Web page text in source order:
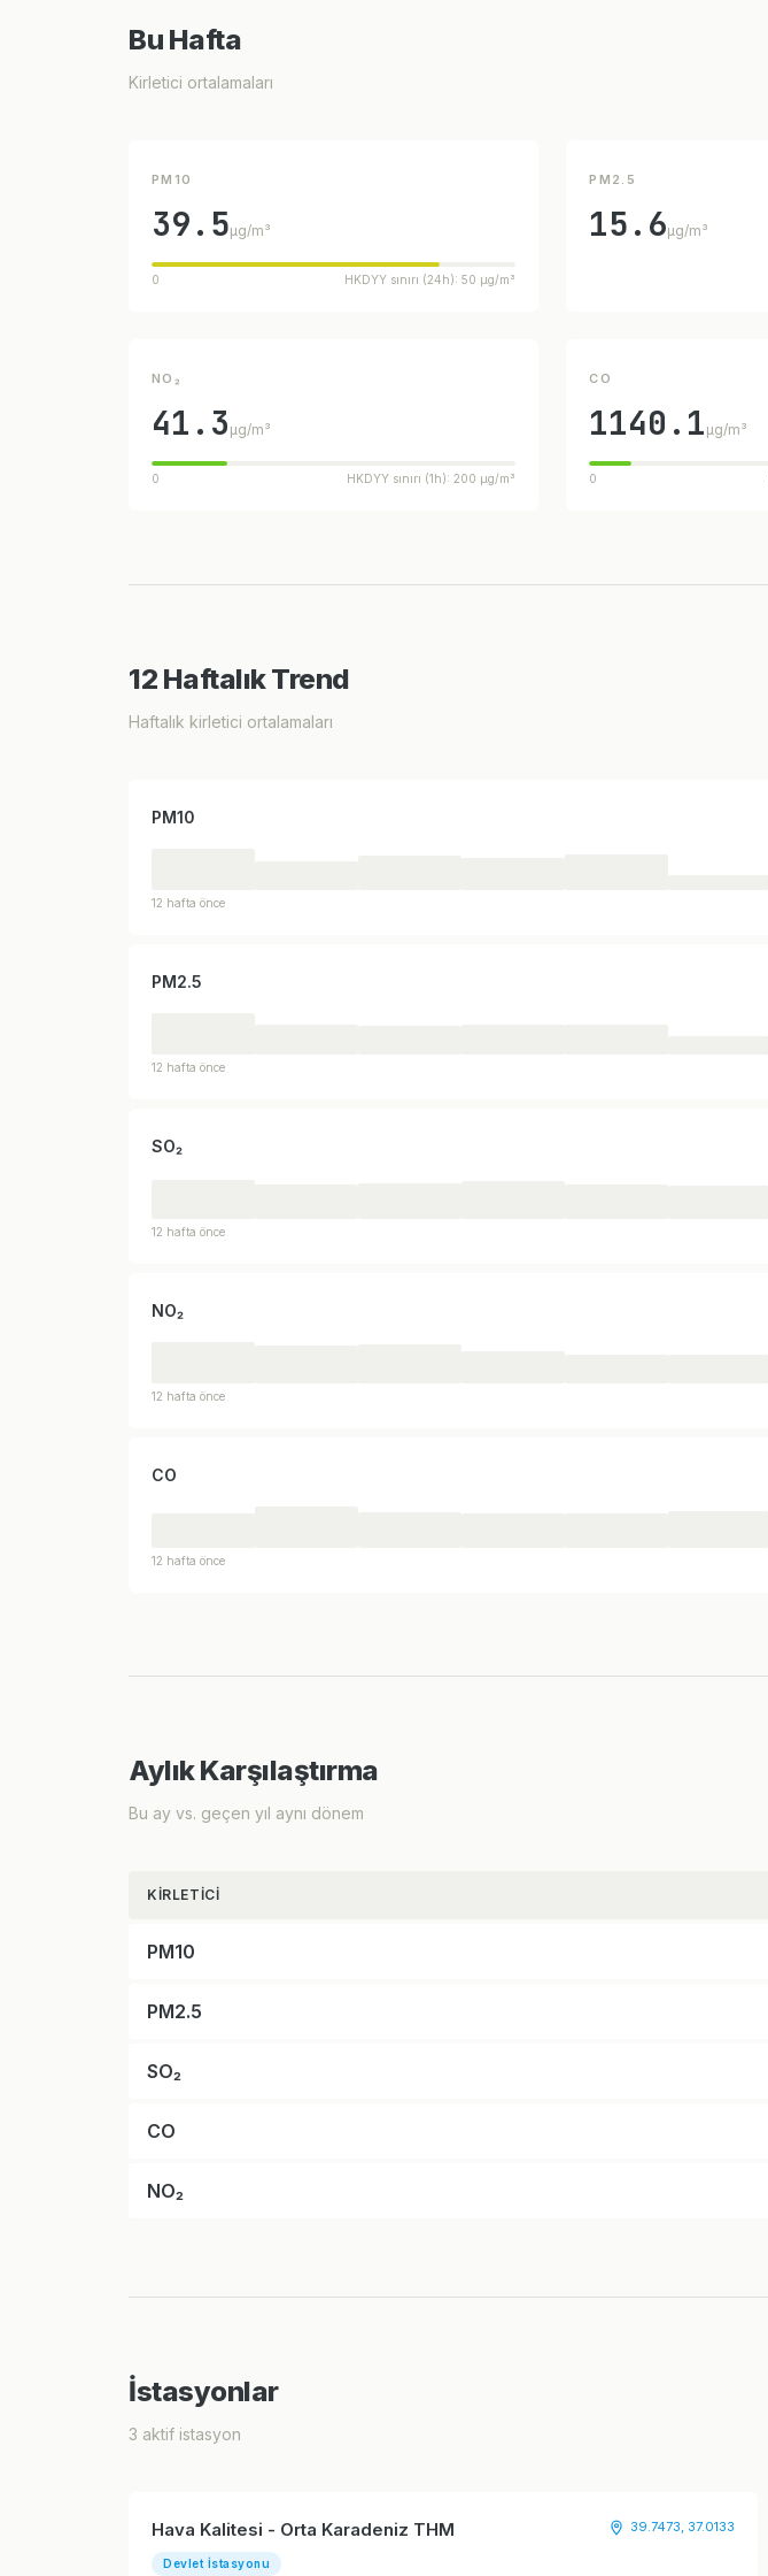
Bu Hafta
Kirletici ortalamaları
PM10
39.5µg/m³
0 HKDYY sınırı (24h): 50 µg/m³
PM2.5
15.6µg/m³
NO₂
41.3 µg/m³
0 HKDYY sınırı (1h): 200 µg/m³
CO
1140.1 µg/m³
0
12 Haftalık Trend
Haftalık kirletici ortalamaları
PM10
12 hafta önce
PM2.5
12 hafta önce
SO₂
12 hafta önce
NO₂
12 hafta önce
CO
12 hafta önce
Aylık Karşılaştırma
Bu ay vs. geçen yıl aynı dönem
KIRLETICI
PM10
PM2.5
SO₂
CO
NO₂
İstasyonlar
3 aktif istasyon
Hava Kalitesi - Orta Karadeniz THM
Devlet İstasyonu
39.7473, 37.0133